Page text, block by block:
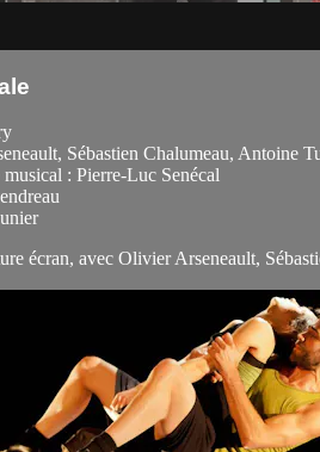
Sébastien Chalumeau, Antoine
: Pierre-Luc Senécal
écran, avec Olivier Arseneault,